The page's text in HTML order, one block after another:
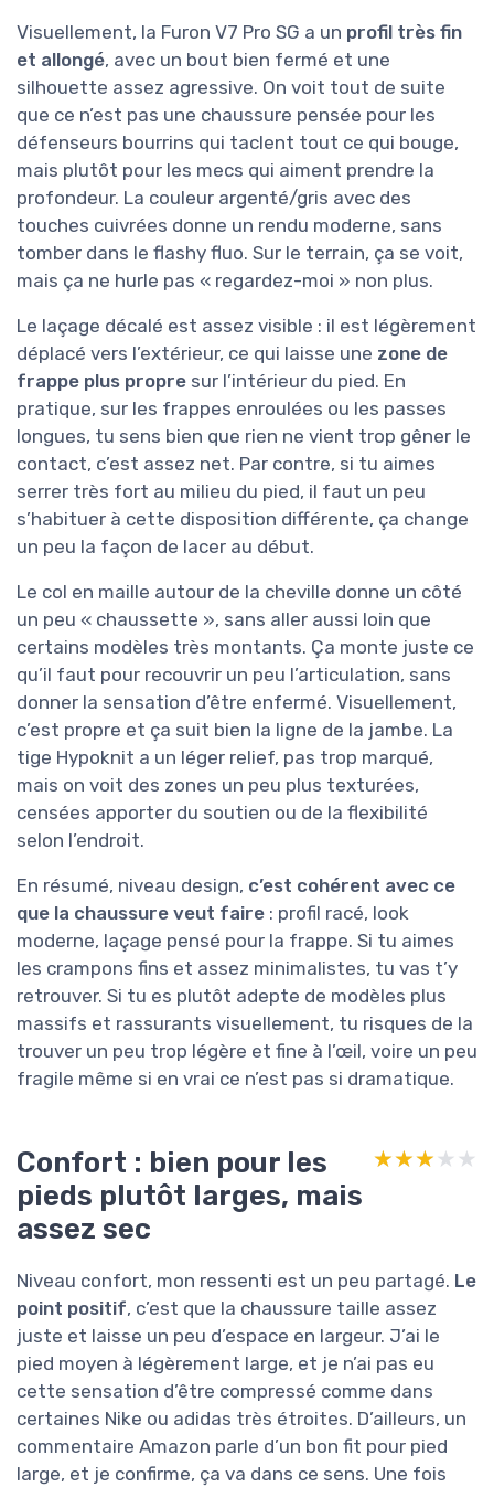
Visuellement, la Furon V7 Pro SG a un profil très fin
et allongé, avec un bout bien fermé et une
silhouette assez agressive. On voit tout de suite
que ce n’est pas une chaussure pensée pour les
défenseurs bourrins qui taclent tout ce qui bouge,
mais plutôt pour les mecs qui aiment prendre la
profondeur. La couleur argenté/gris avec des
touches cuivrées donne un rendu moderne, sans
tomber dans le flashy fluo. Sur le terrain, ça se voit,
mais ça ne hurle pas « regardez-moi » non plus.
Le laçage décalé est assez visible : il est légèrement
déplacé vers l’extérieur, ce qui laisse une zone de
frappe plus propre sur l’intérieur du pied. En
pratique, sur les frappes enroulées ou les passes
longues, tu sens bien que rien ne vient trop gêner le
contact, c’est assez net. Par contre, si tu aimes
serrer très fort au milieu du pied, il faut un peu
s’habituer à cette disposition différente, ça change
un peu la façon de lacer au début.
Le col en maille autour de la cheville donne un côté
un peu « chaussette », sans aller aussi loin que
certains modèles très montants. Ça monte juste ce
qu’il faut pour recouvrir un peu l’articulation, sans
donner la sensation d’être enfermé. Visuellement,
c’est propre et ça suit bien la ligne de la jambe. La
tige Hypoknit a un léger relief, pas trop marqué,
mais on voit des zones un peu plus texturées,
censées apporter du soutien ou de la flexibilité
selon l’endroit.
En résumé, niveau design, c’est cohérent avec ce
que la chaussure veut faire : profil racé, look
moderne, laçage pensé pour la frappe. Si tu aimes
les crampons fins et assez minimalistes, tu vas t’y
retrouver. Si tu es plutôt adepte de modèles plus
massifs et rassurants visuellement, tu risques de la
trouver un peu trop légère et fine à l’œil, voire un peu
fragile même si en vrai ce n’est pas si dramatique.
Confort : bien pour les
pieds plutôt larges, mais
assez sec
★★★★★
★★★★★
Niveau confort, mon ressenti est un peu partagé. Le
point positif, c’est que la chaussure taille assez
juste et laisse un peu d’espace en largeur. J’ai le
pied moyen à légèrement large, et je n’ai pas eu
cette sensation d’être compressé comme dans
certaines Nike ou adidas très étroites. D’ailleurs, un
commentaire Amazon parle d’un bon fit pour pied
large, et je confirme, ça va dans ce sens. Une fois